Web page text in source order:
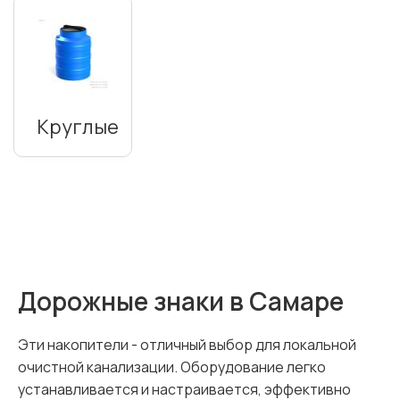
Круглые
Дорожные знаки в Самаре
Эти накопители - отличный выбор для локальной
очистной канализации. Оборудование легко
устанавливается и настраивается, эффективно